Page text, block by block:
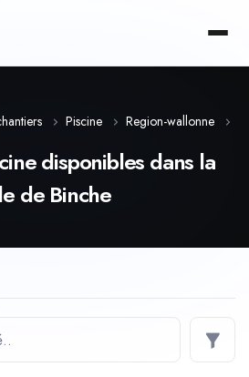
Piscine Region-wallonne
disponibles dans la
de Binche